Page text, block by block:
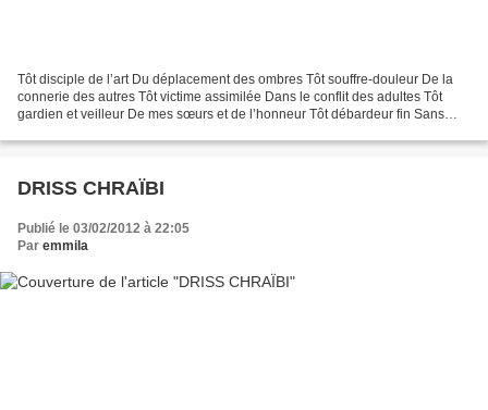
Tôt disciple de l’art Du déplacement des ombres Tôt souffre-douleur De la
connerie des autres Tôt victime assimilée Dans le conflit des adultes Tôt
gardien et veilleur De mes sœurs et de l’honneur Tôt débardeur fin Sans
DRISS CHRAÏBI
Publié le 03/02/2012 à 22:05
Par emmila